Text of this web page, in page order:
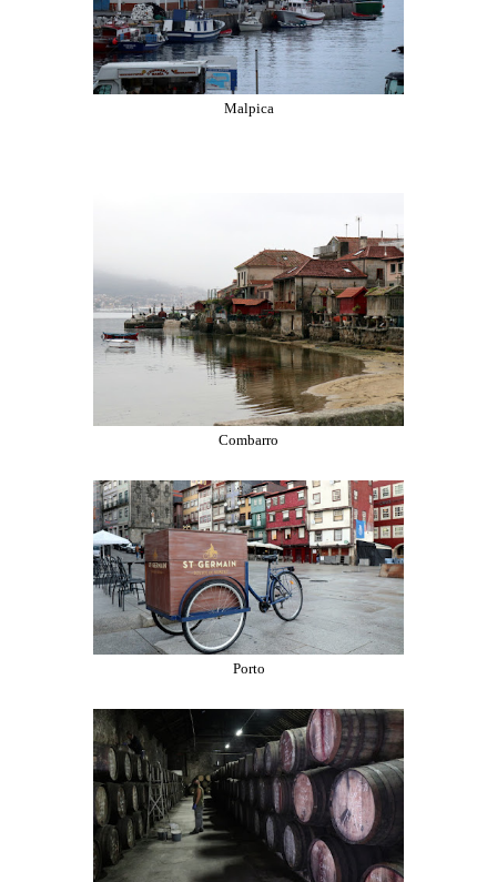
Malpica
Combarro
Porto